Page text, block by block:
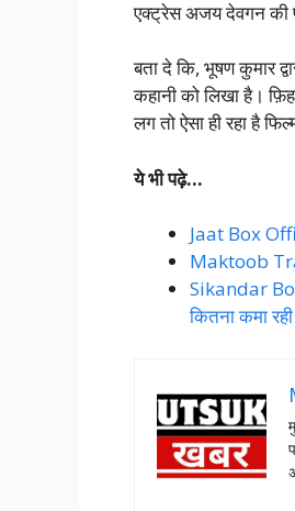
एक्ट्रेस अजय देवगन की
बता दे कि, भूषण कुमार
कहानी को लिखा है।
लग तो ऐसा ही रहा है
ये भी पढ़े…
Jaat Box
Maktoob
Sikandar
कितना कमा